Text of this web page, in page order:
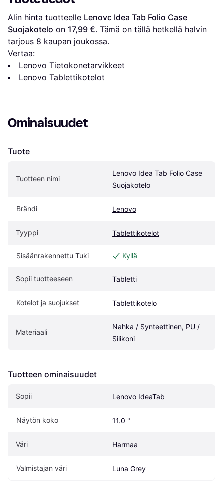
Alin hinta tuotteelle Lenovo Idea Tab Folio Case
Suojakotelo on 17,99 €. Tämä on tällä hetkellä halvin
tarjous 8 kaupan joukossa.
Vertaa:
Lenovo Tietokonetarvikkeet
Lenovo Tablettikotelot
Ominaisuudet
Tuote
Tuotteen nimi
Lenovo Idea Tab Folio Case
Suojakotelo
Brändi Lenovo
Tyyppi Tablettikotelot
Sisäänrakennettu Tuki Kyllä
Sopii tuotteeseen Tabletti
Kotelot ja suojukset Tablettikotelo
Materiaali
Nahka / Synteettinen, PU /
Silikoni
Tuotteen ominaisuudet
Sopii Lenovo IdeaTab
Näytön koko 11.0 "
Väri Harmaa
Valmistajan väri Luna Grey